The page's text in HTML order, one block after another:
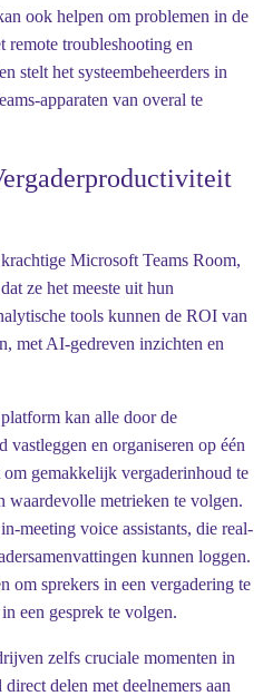
ook helpen om problemen in de
remote troubleshooting en
stelt het systeembeheerders in
apparaten van overal te
Microsoft Teams Room,
ze het meeste uit hun
tools kunnen de ROI van
met AI-gedreven inzichten en
kan alle door de
vastleggen en organiseren op één
gemakkelijk vergaderinhoud te
waardevolle metrieken te volgen.
meeting voice assistants, die real-
kunnen loggen.
om sprekers in een vergadering te
een gesprek te volgen.
zelfs cruciale momenten in
delen met deelnemers aan